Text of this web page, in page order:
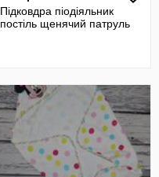
Підковдра піодіяльник
постіль щенячий патруль